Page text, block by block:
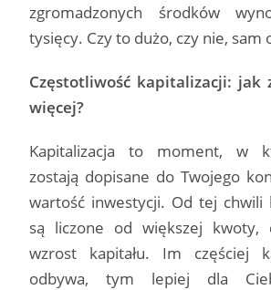
zgromadzonych środków
tysięcy. Czy to dużo, czy nie, sam
Częstotliwość kapitalizacji: jak
więcej?
Kapitalizacja to moment, w
zostają dopisane do Twojego
wartość inwestycji. Od tej chwili
są liczone od większej kwoty,
wzrost kapitału. Im częściej
odbywa, tym lepiej dla